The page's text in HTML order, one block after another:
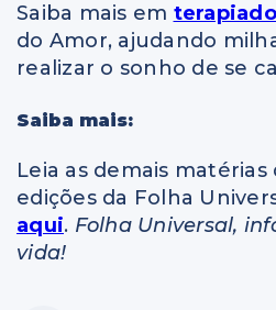
Saiba mais em
do Amor, ajudando
realizar o sonho de se
Saiba mais:
Leia as demais
edições da Folha
aqui. Folha Universal,
vida!